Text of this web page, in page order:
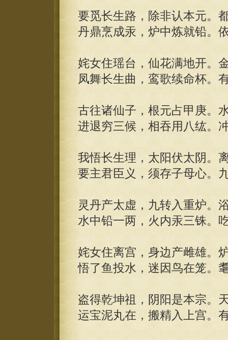
要觅长生路，除非认本元。
丹鼎烹成汞，炉中炼就铅。
姹女住瑶台，仙花满地开。
凤舞长生曲，鸾歌续命杯。
古往诸仙子，根元占甲庚。
进退穷三候，相吞用八纮。
我悟长生理，太阳伏太阴。
要主君臣义，须存子母心。
灵丹产太虚，九转入重炉。
水中铅一两，火内汞三铢。
姹女住离宫，身边产雌雄。
悟了鱼投水，迷因鸟在笼。
盗得乾坤祖，阴阳是本宗。
运宝泥丸在，搬精入上宫。